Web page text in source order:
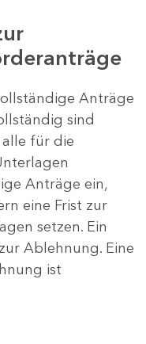
Anträge
sind
für die
Anträge ein,
eine Frist zur
setzen. Ein
Ablehnung. Eine
ist